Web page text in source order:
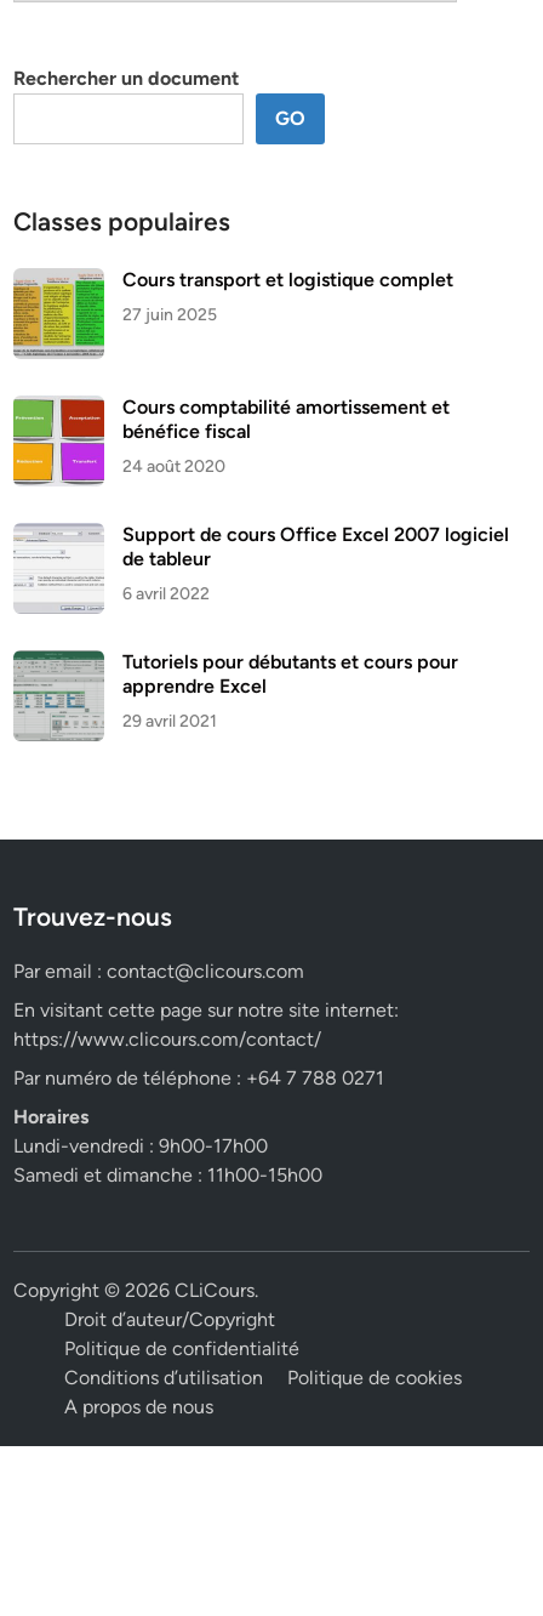
Rechercher un document
GO
Classes populaires
Cours transport et logistique complet
27 juin 2025
Cours comptabilité amortissement et
bénéfice fiscal
24 août 2020
Support de cours Office Excel 2007 logiciel
de tableur
6 avril 2022
Tutoriels pour débutants et cours pour
apprendre Excel
29 avril 2021
Trouvez-nous
Par email :contact@clicours.com
En visitant cette page sur notre site internet:
https://www.clicours.com/contact/
Par numéro de téléphone : +64 7 788 0271
Horaires
Lundi-vendredi : 9h00-17h00
Samedi et dimanche : 11h00-15h00
Copyright © 2026CLiCours.
Droit d’auteur/Copyright
Politique de confidentialité
Conditions d’utilisation
Politique de cookies
A propos de nous